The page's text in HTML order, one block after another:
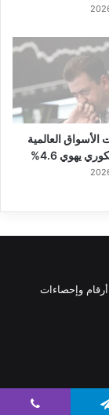
العالمية
يهوي 4.6%
أرقام وإحصاءات